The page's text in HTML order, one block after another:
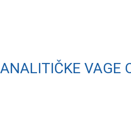
ANALITIČKE VAGE